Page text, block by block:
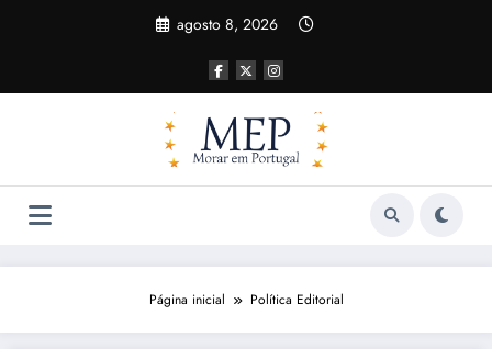
agosto 8, 2026
Página inicial Política Editorial